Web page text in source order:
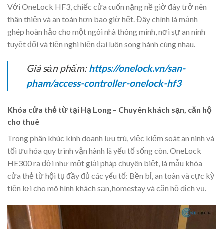
Với OneLock HF3, chiếc cửa cuốn nặng nề giờ đây trở nên
thân thiện và an toàn hơn bao giờ hết. Đây chính là mảnh
ghép hoàn hảo cho một ngôi nhà thông minh, nơi sự an ninh
tuyệt đối và tiện nghi hiện đại luôn song hành cùng nhau.
Giá sản phẩm:https://onelock.vn/san-
pham/access-controller-onelock-hf3
Khóa cửa thẻ từ tại Hạ Long – Chuyên khách sạn, căn hộ
cho thuê
Trong phân khúc kinh doanh lưu trú, việc kiểm soát an ninh và
tối ưu hóa quy trình vận hành là yếu tố sống còn. OneLock
HE300 ra đời như một giải pháp chuyên biệt, là mẫu khóa
cửa thẻ từ hội tụ đầy đủ các yếu tố: Bền bỉ, an toàn và cực kỳ
tiện lợi cho mô hình khách sạn, homestay và căn hộ dịch vụ.